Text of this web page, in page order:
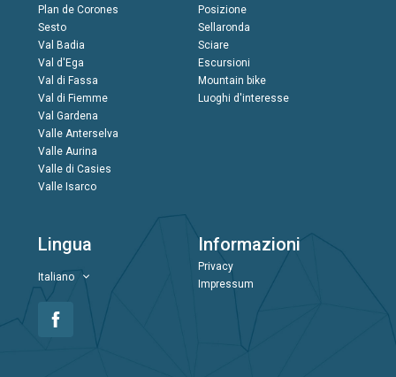
Plan de Corones
Sesto
Val Badia
Val d'Ega
Val di Fassa
Val di Fiemme
Val Gardena
Valle Anterselva
Valle Aurina
Valle di Casies
Valle Isarco
Posizione
Sellaronda
Sciare
Escursioni
Mountain bike
Luoghi d'interesse
Lingua
Italiano
Informazioni
Privacy
Impressum